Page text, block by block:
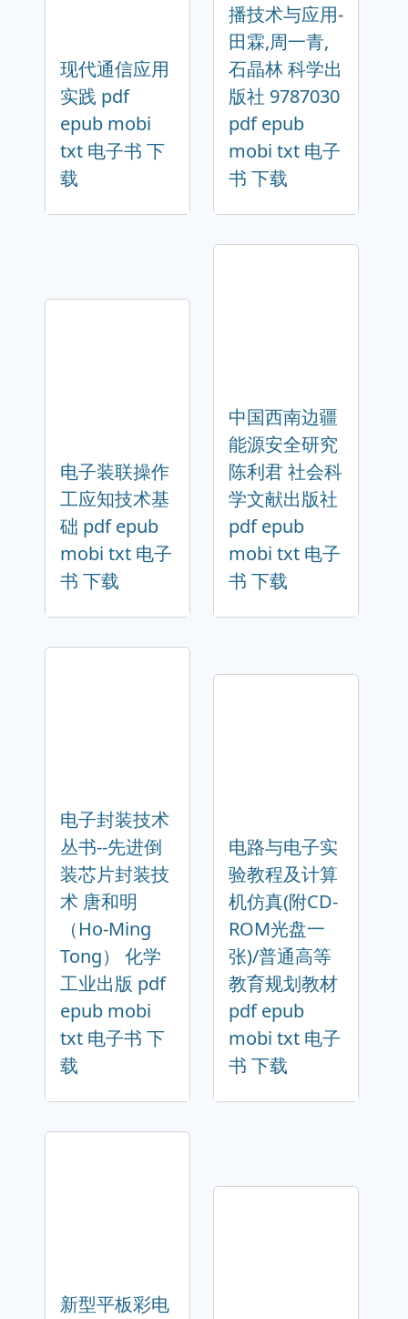
现代通信应用
实践 pdf
epub mobi
txt 电子书 下
载
播技术与应用-
田霖,周一青,
石晶林 科学出
版社 9787030
pdf epub
mobi txt 电子
书 下载
电子装联操作
工应知技术基
础 pdf epub
mobi txt 电子
书 下载
中国西南边疆
能源安全研究
陈利君 社会科
学文献出版社
pdf epub
mobi txt 电子
书 下载
电子封装技术
丛书--先进倒
装芯片封装技
术 唐和明
（Ho-Ming
Tong） 化学
工业出版 pdf
epub mobi
txt 电子书 下
载
电路与电子实
验教程及计算
机仿真(附CD-
ROM光盘一
张)/普通高等
教育规划教材
pdf epub
mobi txt 电子
书 下载
新型平板彩电